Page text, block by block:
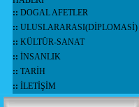
:: DOGAL AFETLER
:: ULUSLARARASI(DİPLOMASİ)
:: KÜLTÜR-SANAT
:: İNSANLIK
:: TARİH
:: İLETİŞİM